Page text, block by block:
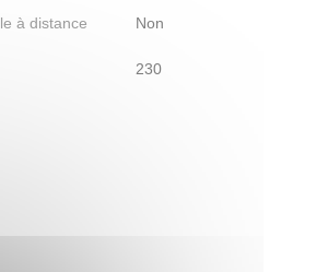
à distance Non
230